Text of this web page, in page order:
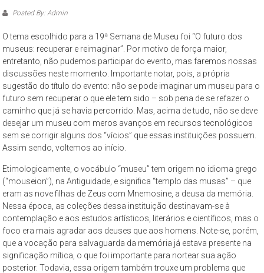
Paulo
complexo
cultural
museológico,
de
natureza
socioantropológica,
geográfica
e
histórica
–
propõe
constituir-
se
como
um
espaço
de
Posted By: Admin
O tema escolhido para a 19ª Semana de Museu foi “O futuro dos
museus: recuperar e reimaginar”. Por motivo de força maior,
entretanto, não pudemos participar do evento, mas faremos nossas
discussões neste momento. Importante notar, pois, a própria
sugestão do título do evento: não se pode imaginar um museu para o
futuro sem recuperar o que ele tem sido – sob pena de se refazer o
caminho que já se havia percorrido. Mas, acima de tudo, não se deve
desejar um museu com meros avanços em recursos tecnológicos
sem se corrigir alguns dos “vícios” que essas instituições possuem.
Assim sendo, voltemos ao início.
Etimologicamente, o vocábulo “museu” tem origem no idioma grego
(“mouseion”), na Antiguidade, e significa “templo das musas” – que
eram as nove filhas de Zeus com Mnemosine, a deusa da memória.
Nessa época, as coleções dessa instituição destinavam-se à
contemplação e aos estudos artísticos, literários e científicos, mas o
foco era mais agradar aos deuses que aos homens. Note-se, porém,
que a vocação para salvaguarda da memória já estava presente na
significação mítica, o que foi importante para nortear sua ação
posterior. Todavia, essa origem também trouxe um problema que